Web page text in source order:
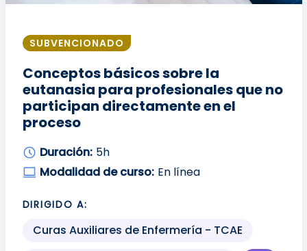
SUBVENCIONADO
Conceptos básicos sobre la
eutanasia para profesionales que no
participan directamente en el
proceso
Duración: 5h
Modalidad de curso: En línea
DIRIGIDO A:
Curas Auxiliares de Enfermería - TCAE